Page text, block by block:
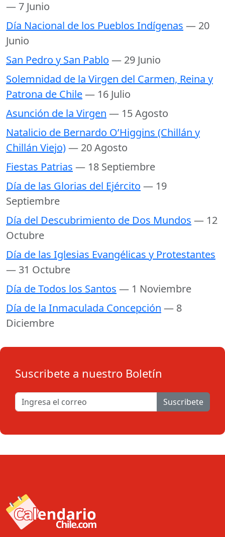
— 7 Junio
Día Nacional de los Pueblos Indígenas — 20
Junio
San Pedro y San Pablo — 29 Junio
Solemnidad de la Virgen del Carmen, Reina y
Patrona de Chile— 16 Julio
Asunción de la Virgen — 15 Agosto
Natalicio de Bernardo O’Higgins (Chillán y
Chillán Viejo)— 20 Agosto
Fiestas Patrias — 18 Septiembre
Día de las Glorias del Ejército — 19
Septiembre
Día del Descubrimiento de Dos Mundos — 12
Octubre
Día de las Iglesias Evangélicas y Protestantes
— 31 Octubre
Día de Todos los Santos — 1 Noviembre
Día de la Inmaculada Concepción — 8
Diciembre
Suscribete a nuestro Boletín
Suscribete